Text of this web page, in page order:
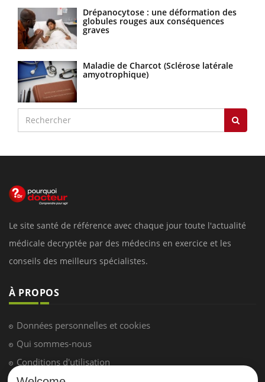
Drépanocytose : une déformation des
globules rouges aux conséquences
graves
Maladie de Charcot (Sclérose latérale
amyotrophique)
Le site santé de référence avec chaque jour toute l'actualité
médicale decryptée par des médecins en exercice et les
conseils des meilleurs spécialistes.
À PROPOS
Données personnelles et cookies
Qui sommes-nous
Conditions d'utilisation